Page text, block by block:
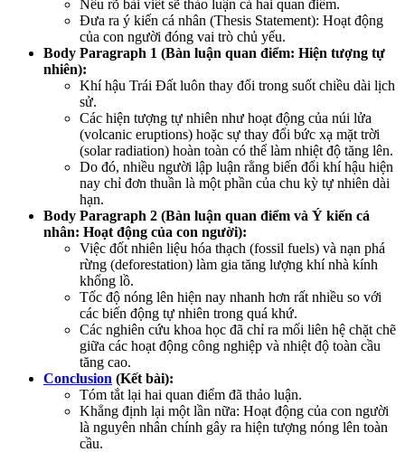
Nêu rõ bài viết sẽ thảo luận cả hai quan điểm.
Đưa ra ý kiến cá nhân (Thesis Statement): Hoạt động
của con người đóng vai trò chủ yếu.
Body Paragraph 1 (Bàn luận quan điểm: Hiện tượng tự
nhiên):
Khí hậu Trái Đất luôn thay đổi trong suốt chiều dài lịch
sử.
Các hiện tượng tự nhiên như hoạt động của núi lửa
(volcanic eruptions) hoặc sự thay đổi bức xạ mặt trời
(solar radiation) hoàn toàn có thể làm nhiệt độ tăng lên.
Do đó, nhiều người lập luận rằng biến đổi khí hậu hiện
nay chỉ đơn thuần là một phần của chu kỳ tự nhiên dài
hạn.
Body Paragraph 2 (Bàn luận quan điểm và Ý kiến cá
nhân: Hoạt động của con người):
Việc đốt nhiên liệu hóa thạch (fossil fuels) và nạn phá
rừng (deforestation) làm gia tăng lượng khí nhà kính
khổng lồ.
Tốc độ nóng lên hiện nay nhanh hơn rất nhiều so với
các biến động tự nhiên trong quá khứ.
Các nghiên cứu khoa học đã chỉ ra mối liên hệ chặt chẽ
giữa các hoạt động công nghiệp và nhiệt độ toàn cầu
tăng cao.
Conclusion (Kết bài):
Tóm tắt lại hai quan điểm đã thảo luận.
Khẳng định lại một lần nữa: Hoạt động của con người
là nguyên nhân chính gây ra hiện tượng nóng lên toàn
cầu.